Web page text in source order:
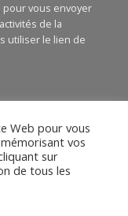
vous envoyer
de la
utiliser le lien de
CGV
Web pour vous
vos
sur
de tous les